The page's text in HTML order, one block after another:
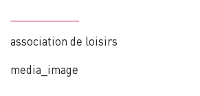
association de loisirs
media_image